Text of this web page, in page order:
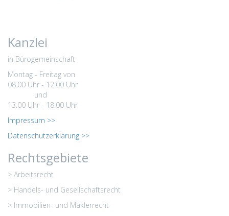
Kanzlei
in Bürogemeinschaft
Montag - Freitag von
08.00 Uhr - 12.00 Uhr
und
13.00 Uhr - 18.00 Uhr
Impressum >>
Datenschutzerklärung >>
Rechtsgebiete
> Arbeitsrecht
> Handels- und Gesellschaftsrecht
> Immobilien- und Maklerrecht